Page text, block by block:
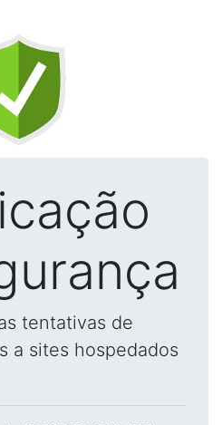
tentativas de
a sites hospedados